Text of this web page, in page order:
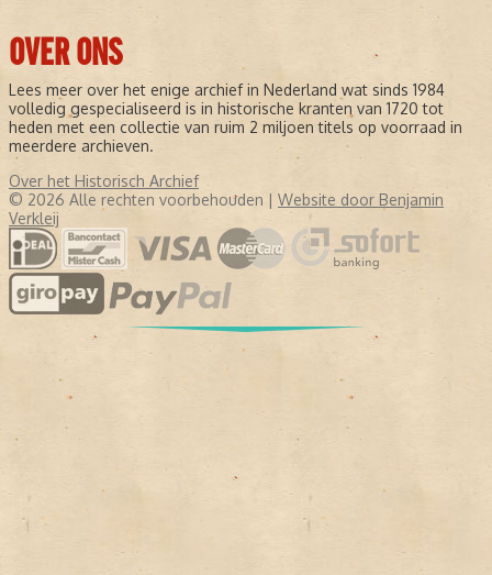
OVER ONS
Lees meer over het enige archief in Nederland wat sinds 1984
volledig gespecialiseerd is in historische kranten van 1720 tot
heden met een collectie van ruim 2 miljoen titels op voorraad in
meerdere archieven.
Over het Historisch Archief
© 2026 Alle rechten voorbehouden | Website door Benjamin
Verkleij